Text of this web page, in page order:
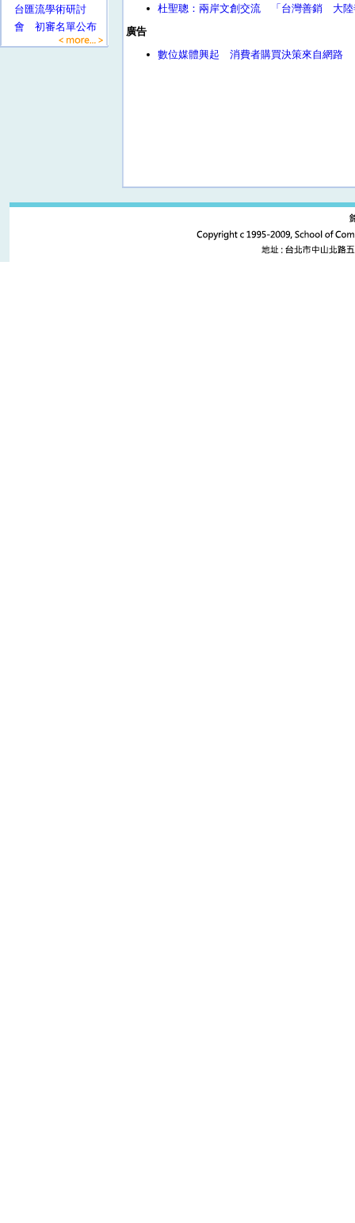
台匯流學術研討
會 初審名單公布
杜聖聰：兩岸文創交流 「台灣善銷 大陸
廣告
數位媒體興起 消費者購買決策來自網路